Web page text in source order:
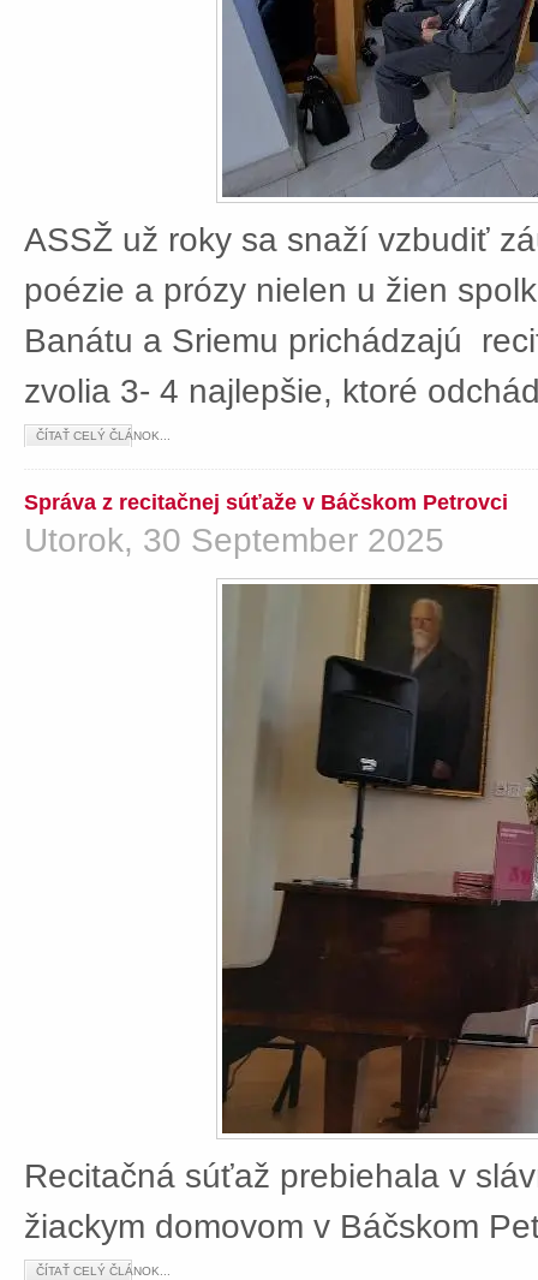
ASSŽ už roky sa snaží vzbudiť
poézie a prózy nielen u žien
Banátu a Sriemu prichádzajú
zvolia 3- 4 najlepšie, ktoré
ČÍTAŤ CELÝ ČLÁNOK...
Správa z recitačnej súťaže v Báčskom Petrovci
Utorok, 30 September 2025
Recitačná súťaž prebiehala v
žiackym domovom v Báčskom
ČÍTAŤ CELÝ ČLÁNOK...